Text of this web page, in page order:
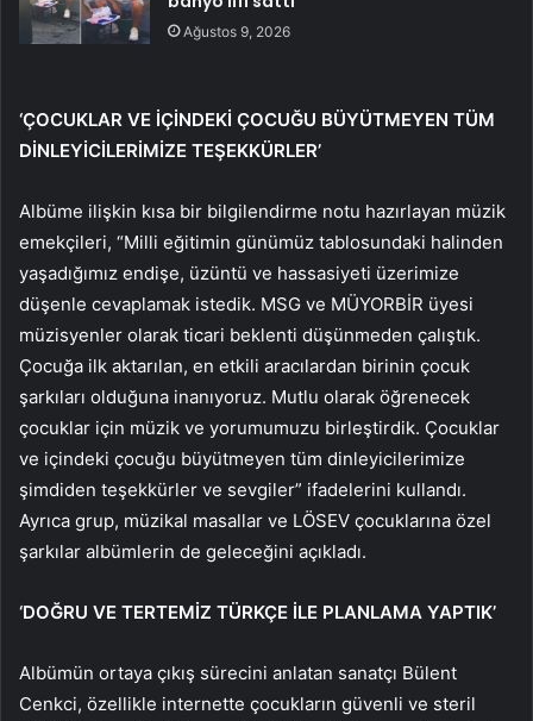
Ağustos 9, 2026
‘ÇOCUKLAR VE İÇİNDEKİ ÇOCUĞU BÜYÜTMEYEN TÜM
DİNLEYİCİLERİMİZE TEŞEKKÜRLER’
Albüme ilişkin kısa bir bilgilendirme notu hazırlayan müzik
emekçileri, “Milli eğitimin günümüz tablosundaki halinden
yaşadığımız endişe, üzüntü ve hassasiyeti üzerimize
düşenle cevaplamak istedik. MSG ve MÜYORBİR üyesi
müzisyenler olarak ticari beklenti düşünmeden çalıştık.
Çocuğa ilk aktarılan, en etkili aracılardan birinin çocuk
şarkıları olduğuna inanıyoruz. Mutlu olarak öğrenecek
çocuklar için müzik ve yorumumuzu birleştirdik. Çocuklar
ve içindeki çocuğu büyütmeyen tüm dinleyicilerimize
şimdiden teşekkürler ve sevgiler” ifadelerini kullandı.
Ayrıca grup, müzikal masallar ve LÖSEV çocuklarına özel
şarkılar albümlerin de geleceğini açıkladı.
‘DOĞRU VE TERTEMİZ TÜRKÇE İLE PLANLAMA YAPTIK’
Albümün ortaya çıkış sürecini anlatan sanatçı Bülent
Cenkci, özellikle internette çocukların güvenli ve steril